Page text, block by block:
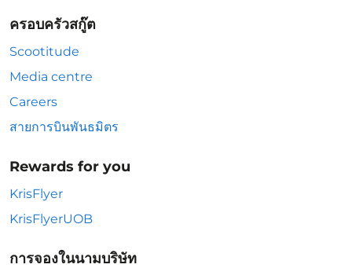
ครอบครัวสกู๊ต
Scootitude
Media centre
Careers
สายการบินพันธมิตร
Rewards for you
KrisFlyer
KrisFlyerUOB
การจองในนามบริษัท